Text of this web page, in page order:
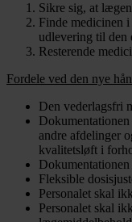
Sikre sig, at
Finde medicinen
udlevering til den
Resterende
Fordele ved den nye
Den vederlagsfri
andre afdelinger
kvalitetsløft i
Fleksible
Personalet skal
Personalet skal